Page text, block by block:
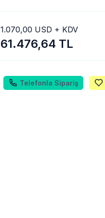
61.476,64 TL
1.070,00 USD + KDV
Telefonla Sipariş